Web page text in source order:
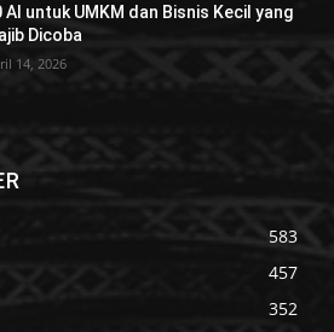
AI untuk UMKM dan Bisnis Kecil yang
Dicoba
14, 2026
583
457
352